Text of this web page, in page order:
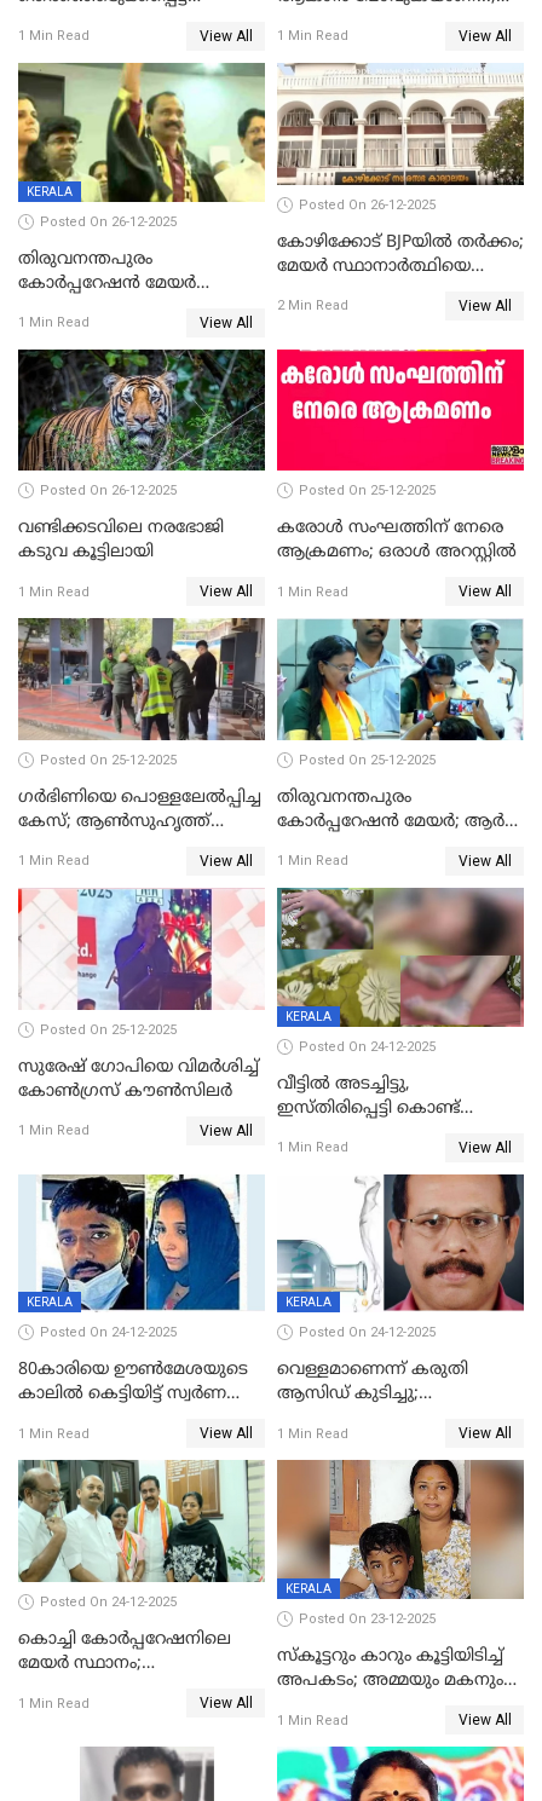
ആദ്യ വോട്ട് അസാധു; കണ്ണൂർ
ഡെപ്യൂട്ടി മേയർ സ്ഥാനത്ത്
താഹിറിന് വിജയം
1 Min Read View All
മുഖ്യമന്ത്രിയുടെ ഓഫീസ്
തന്നെ വിശദീകരിയ്ക്കുന്നു;
സത്യമിതാണ്
1 Min Read View All
KERALA
Posted On 26-12-2025
തിരുവനന്തപുരം
കോര്‍പ്പറേഷന്‍ മേയര്‍
ഹൈക്കോടതിയിലേക്ക്;
സത്യപ്രതിജ്ഞ ചടങ്ങില്‍
ചട്ടലംഘനമെന്ന് പാർട്ടി
1 Min Read View All
Posted On 26-12-2025
കോഴിക്കോട് BJPയിൽ തർക്കം;
മേയർ സ്ഥാനാർത്ഥിയെ
2 Min Read View All
Posted On 26-12-2025
വണ്ടിക്കടവിലെ നരഭോജി
കടുവ കൂട്ടിലായി
1 Min Read View All
Posted On 25-12-2025
കരോള്‍ സംഘത്തിന് നേരെ
ആക്രമണം; ഒരാള്‍ അറസ്റ്റില്‍
1 Min Read View All
Posted On 25-12-2025
ഗര്‍ഭിണിയെ പൊള്ളലേല്‍പ്പിച്ച
കേസ്; ആണ്‍സുഹൃത്ത്
1 Min Read View All
Posted On 25-12-2025
തിരുവനന്തപുരം
കോര്‍പ്പറേഷന്‍ മേയർ; ആര്‍
1 Min Read View All
Posted On 25-12-2025
സുരേഷ് ഗോപിയെ വിമര്‍ശിച്ച്
കോണ്‍ഗ്രസ് കൗണ്‍സിലര്‍
1 Min Read View All
KERALA
Posted On 24-12-2025
വീട്ടിൽ അടച്ചിട്ടു,
ഇസ്തിരിപ്പെട്ടി കൊണ്ട്
ഗർഭിണിയായ യുവതിക്ക് ക്രൂര
1 Min Read View All
KERALA
Posted On 24-12-2025
80കാരിയെ ഊൺമേശയുടെ
കാലിൽ കെട്ടിയിട്ട് സ്വർണവും
കൊച്ചുമകനും സുഹൃത്തും
അറസ്റ്റിൽ
1 Min Read View All
KERALA
Posted On 24-12-2025
വെള്ളമാണെന്ന് കരുതി
ആസിഡ് കുടിച്ചു;
മരിച്ചു
1 Min Read View All
Posted On 24-12-2025
കൊച്ചി കോര്‍പ്പറേഷനിലെ
മേയര്‍ സ്ഥാനം;
രൂക്ഷം
1 Min Read View All
KERALA
Posted On 23-12-2025
സ്കൂട്ടറും കാറും കൂട്ടിയിടിച്ച്
അപകടം; അമ്മയും മകനും
ഗുരുതരാവസ്ഥയിൽ
1 Min Read View All